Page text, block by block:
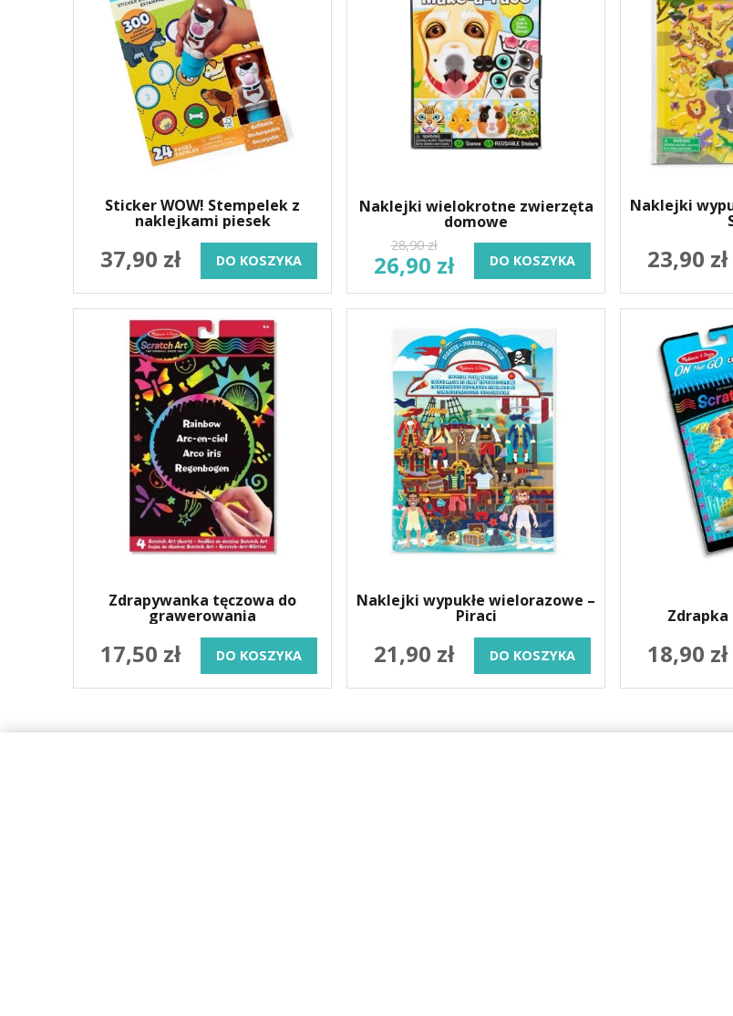
Sticker WOW! Stempelek z
naklejkami piesek
37,90 zł DO KOSZYKA
Naklejki wielokrotne zwierzęta
domowe
28,90 zł
26,90 zł DO KOSZYKA
Naklejki
23,90 zł
Zdrapywanka tęczowa do
grawerowania
17,50 zł DO KOSZYKA
Naklejki wypukłe wielorazowe –
Piraci
21,90 zł DO KOSZYKA
Zdrapka
18,90 zł